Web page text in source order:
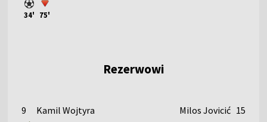
34' 75'
Rezerwowi
9 Kamil Wojtyra Milos Jovicić 15